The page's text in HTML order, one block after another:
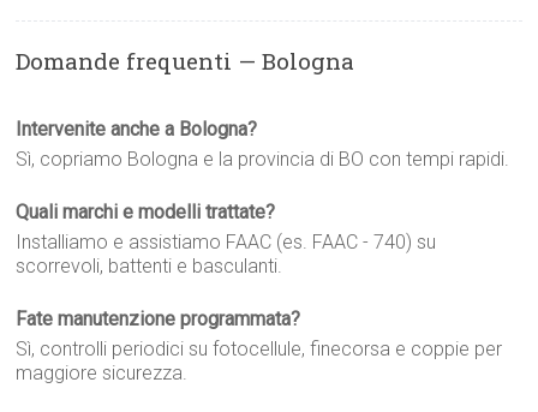
Domande frequenti — Bologna
Intervenite anche a Bologna?
Sì, copriamo Bologna e la provincia di BO con tempi rapidi.
Quali marchi e modelli trattate?
Installiamo e assistiamo FAAC (es. FAAC - 740) su
scorrevoli, battenti e basculanti.
Fate manutenzione programmata?
Sì, controlli periodici su fotocellule, finecorsa e coppie per
maggiore sicurezza.